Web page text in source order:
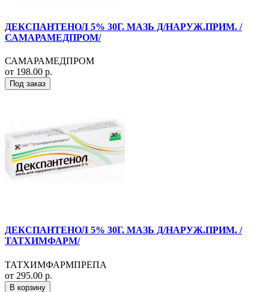
ДЕКСПАНТЕНОЛ 5% 30Г. МАЗЬ Д/НАРУЖ.ПРИМ. /
САМАРАМЕДПРОМ/
САМАРАМЕДПРОМ
от 198.00 р.
Под заказ
ДЕКСПАНТЕНОЛ 5% 30Г. МАЗЬ Д/НАРУЖ.ПРИМ. /
ТАТХИМФАРМ/
ТАТХИМФАРМПРЕПА
от 295.00 р.
В корзину